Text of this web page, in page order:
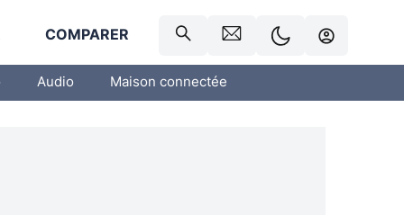
COMPARER
Audio Maison connectée